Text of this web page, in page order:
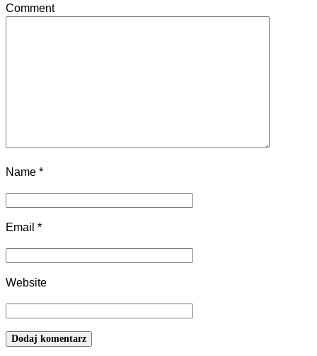
Comment
Name *
Email *
Website